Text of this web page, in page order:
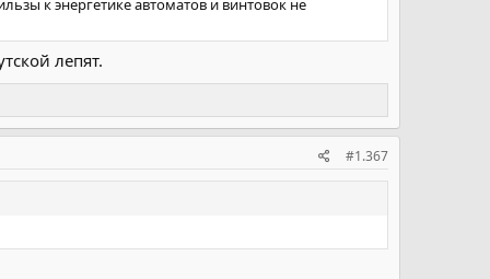
лепят.
#1.367